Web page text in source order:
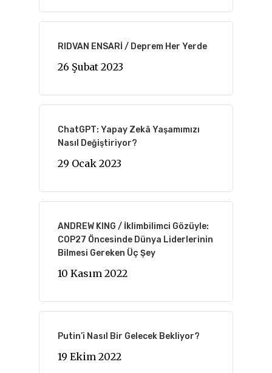
RIDVAN ENSARİ / Deprem Her Yerde
26 Şubat 2023
ChatGPT: Yapay Zekâ Yaşamımızı
Nasıl Değiştiriyor?
29 Ocak 2023
ANDREW KING / İklimbilimci Gözüyle:
COP27 Öncesinde Dünya Liderlerinin
Bilmesi Gereken Üç Şey
10 Kasım 2022
Putin’i Nasıl Bir Gelecek Bekliyor?
19 Ekim 2022